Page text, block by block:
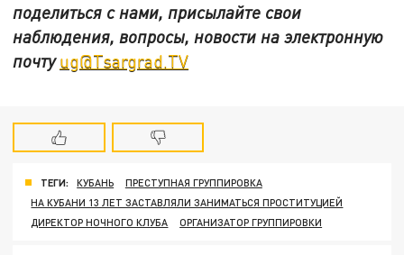
поделиться с нами, присылайте свои
наблюдения, вопросы, новости на электронную
почтуug@Tsargrad.TV
ТЕГИ: КУБАНЬ
ПРЕСТУПНАЯ ГРУППИРОВКА
НА КУБАНИ 13 ЛЕТ ЗАСТАВЛЯЛИ ЗАНИМАТЬСЯ ПРОСТИТУЦИЕЙ
ДИРЕКТОР НОЧНОГО КЛУБА
ОРГАНИЗАТОР ГРУППИРОВКИ